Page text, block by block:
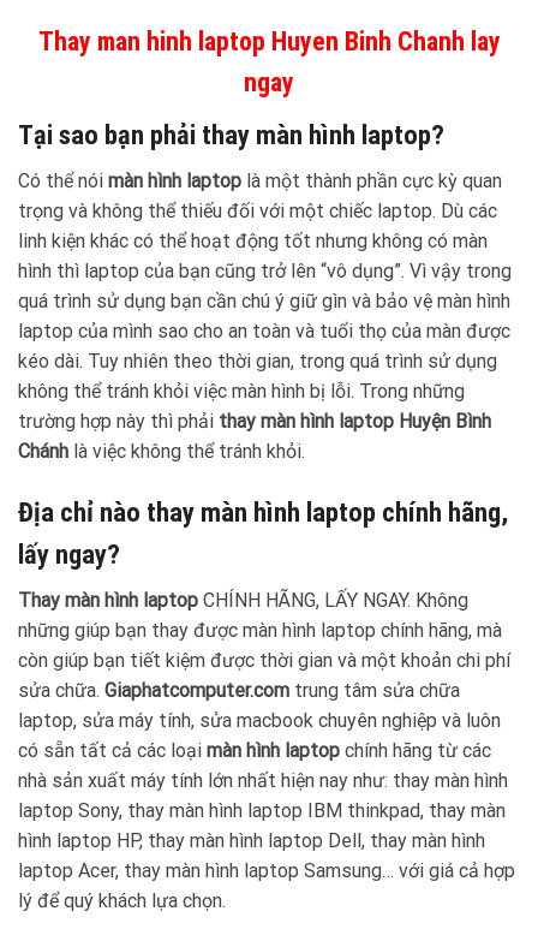
Thay man hinh laptop Huyen Binh Chanh lay
ngay
Tại sao bạn phải thay màn hình laptop?
Có thể nói màn hình laptop là một thành phần cực kỳ quan
trọng và không thể thiếu đối với một chiếc laptop. Dù các
linh kiện khác có thể hoạt động tốt nhưng không có màn
hình thì laptop của bạn cũng trở lên “vô dụng”. Vì vậy trong
quá trình sử dụng bạn cần chú ý giữ gìn và bảo vệ màn hình
laptop của mình sao cho an toàn và tuổi thọ của màn được
kéo dài. Tuy nhiên theo thời gian, trong quá trình sử dụng
không thể tránh khỏi việc màn hình bị lỗi. Trong những
trường hợp này thì phải thay màn hình laptop Huyện Bình
Chánh là việc không thể tránh khỏi.
Địa chỉ nào thay màn hình laptop chính hãng,
lấy ngay?
Thay màn hình laptop CHÍNH HÃNG, LẤY NGAY. Không
những giúp bạn thay được màn hình laptop chính hãng, mà
còn giúp bạn tiết kiệm được thời gian và một khoản chi phí
sửa chữa. Giaphatcomputer.com trung tâm sửa chữa
laptop, sửa máy tính, sửa macbook chuyên nghiệp và luôn
có sẵn tất cả các loại màn hình laptop chính hãng từ các
nhà sản xuất máy tính lớn nhất hiện nay như: thay màn hình
laptop Sony, thay màn hình laptop IBM thinkpad, thay màn
hình laptop HP, thay màn hình laptop Dell, thay màn hình
laptop Acer, thay màn hình laptop Samsung… với giá cả hợp
lý để quý khách lựa chọn.